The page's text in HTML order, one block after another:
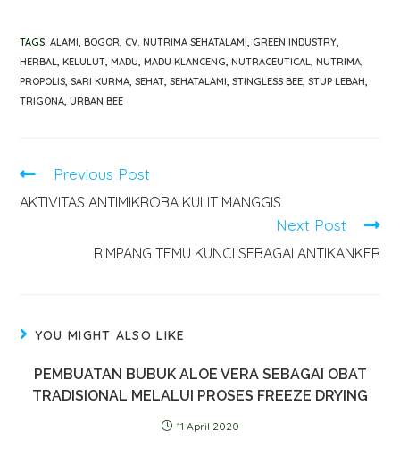
TAGS:ALAMI, BOGOR, CV. NUTRIMA SEHATALAMI, GREEN INDUSTRY,
HERBAL, KELULUT, MADU, MADU KLANCENG, NUTRACEUTICAL, NUTRIMA,
PROPOLIS, SARI KURMA, SEHAT, SEHATALAMI, STINGLESS BEE, STUP LEBAH,
TRIGONA, URBAN BEE
Previous Post
AKTIVITAS ANTIMIKROBA KULIT MANGGIS
Next Post
RIMPANG TEMU KUNCI SEBAGAI ANTIKANKER
YOU MIGHT ALSO LIKE
PEMBUATAN BUBUK ALOE VERA SEBAGAI OBAT
TRADISIONAL MELALUI PROSES FREEZE DRYING
11 April 2020